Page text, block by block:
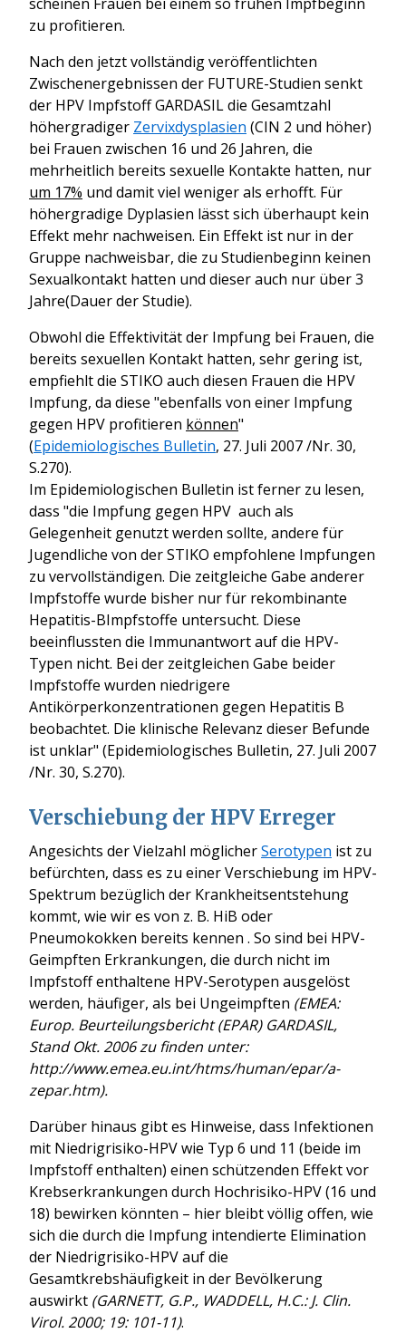
zu profitieren.
Nach den jetzt vollständig veröffentlichten
Zwischenergebnissen der FUTURE-Studien senkt
der HPV Impfstoff GARDASIL die Gesamtzahl
höhergradiger Zervixdysplasien (CIN 2 und höher)
bei Frauen zwischen 16 und 26 Jahren, die
mehrheitlich bereits sexuelle Kontakte hatten, nur
um 17% und damit viel weniger als erhofft. Für
höhergradige Dyplasien lässt sich überhaupt kein
Effekt mehr nachweisen. Ein Effekt ist nur in der
Gruppe nachweisbar, die zu Studienbeginn keinen
Sexualkontakt hatten und dieser auch nur über 3
Jahre(Dauer der Studie).
Obwohl die Effektivität der Impfung bei Frauen, die
bereits sexuellen Kontakt hatten, sehr gering ist,
empfiehlt die STIKO auch diesen Frauen die HPV
Impfung, da diese "ebenfalls von einer Impfung
gegen HPV profitieren können"
(Epidemiologisches Bulletin, 27. Juli 2007 /Nr. 30,
S.270).
Im Epidemiologischen Bulletin ist ferner zu lesen,
dass "die Impfung gegen HPV auch als
Gelegenheit genutzt werden sollte, andere für
Jugendliche von der STIKO empfohlene Impfungen
zu vervollständigen. Die zeitgleiche Gabe anderer
Impfstoffe wurde bisher nur für rekombinante
Hepatitis-BImpfstoffe untersucht. Diese
beeinflussten die Immunantwort auf die HPV-
Typen nicht. Bei der zeitgleichen Gabe beider
Impfstoffe wurden niedrigere
Antikörperkonzentrationen gegen Hepatitis B
beobachtet. Die klinische Relevanz dieser Befunde
ist unklar" (Epidemiologisches Bulletin, 27. Juli 2007
/Nr. 30, S.270).
Verschiebung der HPV Erreger
Angesichts der Vielzahl möglicherSerotypen ist zu
befürchten, dass es zu einer Verschiebung im HPV-
Spektrum bezüglich der Krankheitsentstehung
kommt, wie wir es von z. B. HiB oder
Pneumokokken bereits kennen . So sind bei HPV-
Geimpften Erkrankungen, die durch nicht im
Impfstoff enthaltene HPV-Serotypen ausgelöst
werden, häufiger, als bei Ungeimpften (EMEA:
Europ. Beurteilungsbericht (EPAR) GARDASIL,
Stand Okt. 2006 zu finden unter:
http://www.emea.eu.int/htms/human/epar/a-
zepar.htm).
Darüber hinaus gibt es Hinweise, dass Infektionen
mit Niedrigrisiko-HPV wie Typ 6 und 11 (beide im
Impfstoff enthalten) einen schützenden Effekt vor
Krebserkrankungen durch Hochrisiko-HPV (16 und
18) bewirken könnten – hier bleibt völlig offen, wie
sich die durch die Impfung intendierte Elimination
der Niedrigrisiko-HPV auf die
Gesamtkrebshäufigkeit in der Bevölkerung
auswirkt (GARNETT, G.P., WADDELL, H.C.: J. Clin.
Virol. 2000; 19: 101-11).